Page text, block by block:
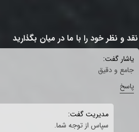
یاشار گفت:
جامع و دقیق
پاسخ
مدیریت گفت:
سپاس از توجه شما.
​نقد و نظر خود را با ما در میان بگذارید